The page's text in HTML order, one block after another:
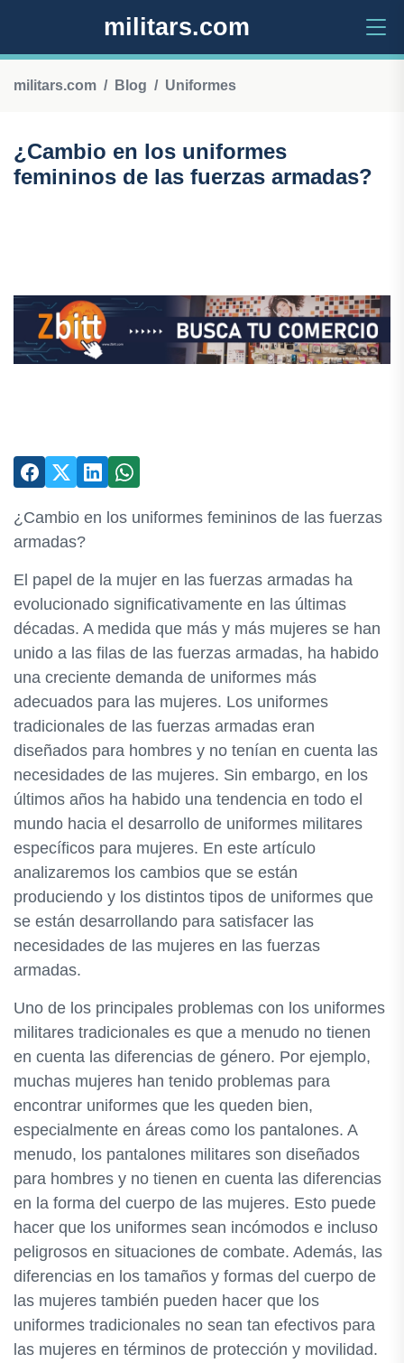
militars.com
militars.com Blog Uniformes
¿Cambio en los uniformes
femininos de las fuerzas armadas?
¿Cambio en los uniformes femininos de las fuerzas
armadas?
El papel de la mujer en las fuerzas armadas ha
evolucionado significativamente en las últimas
décadas. A medida que más y más mujeres se han
unido a las filas de las fuerzas armadas, ha habido
una creciente demanda de uniformes más
adecuados para las mujeres. Los uniformes
tradicionales de las fuerzas armadas eran
diseñados para hombres y no tenían en cuenta las
necesidades de las mujeres. Sin embargo, en los
últimos años ha habido una tendencia en todo el
mundo hacia el desarrollo de uniformes militares
específicos para mujeres. En este artículo
analizaremos los cambios que se están
produciendo y los distintos tipos de uniformes que
se están desarrollando para satisfacer las
necesidades de las mujeres en las fuerzas
armadas.
Uno de los principales problemas con los uniformes
militares tradicionales es que a menudo no tienen
en cuenta las diferencias de género. Por ejemplo,
muchas mujeres han tenido problemas para
encontrar uniformes que les queden bien,
especialmente en áreas como los pantalones. A
menudo, los pantalones militares son diseñados
para hombres y no tienen en cuenta las diferencias
en la forma del cuerpo de las mujeres. Esto puede
hacer que los uniformes sean incómodos e incluso
peligrosos en situaciones de combate. Además, las
diferencias en los tamaños y formas del cuerpo de
las mujeres también pueden hacer que los
uniformes tradicionales no sean tan efectivos para
las mujeres en términos de protección y movilidad.